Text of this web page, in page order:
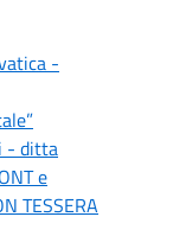
-
- ditta
e
TESSERA